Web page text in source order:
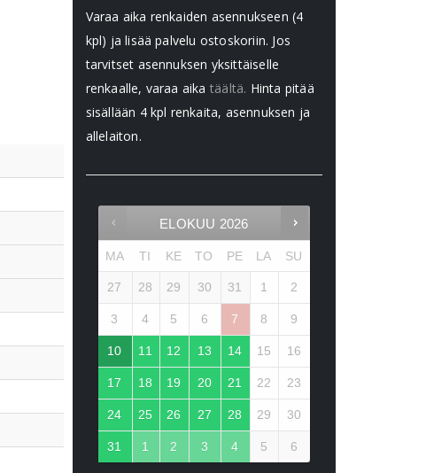
Varaa aika renkaiden asennukseen (4
kpl) ja lisää palvelu ostoskoriin. Jos
tarvitset asennuksen yksittäiselle
renkaalle, varaa aika täältä. Hinta pitää
sisällään 4 kpl renkaita, asennuksen ja
allelaiton.
ELOKUU 2026
MA TI KE TO PE LA SU
27 28 29 30 31 1 2
3 4 5 6 7 8 9
10 11 12 13 14 15 16
17 18 19 20 21 22 23
24 25 26 27 28 29 30
31 1 2 3 4 5 6